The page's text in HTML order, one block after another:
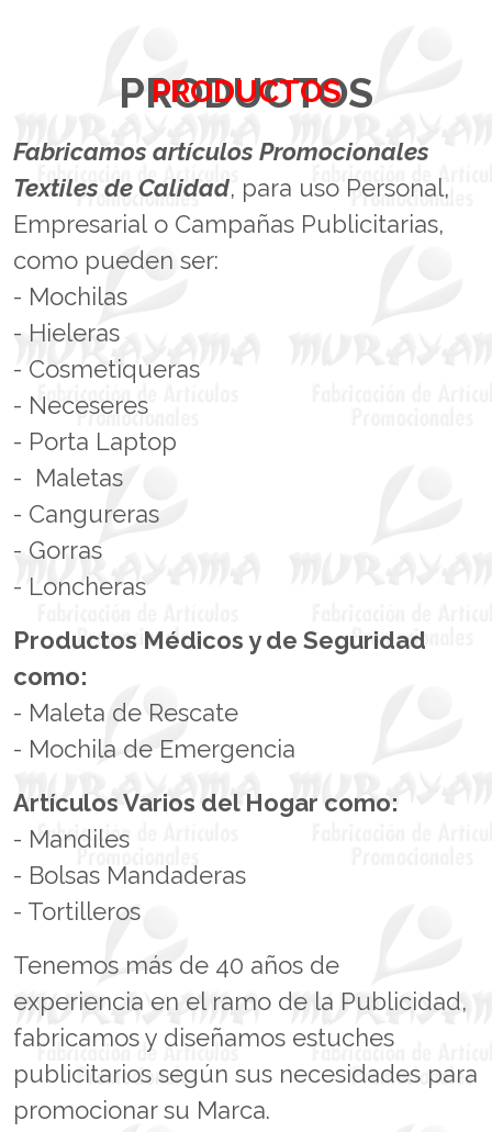
PRODUCTOS
PRODUCTOS
Fabricamos artículos Promocionales
Textiles de Calidad, para uso Personal,
Empresarial o Campañas Publicitarias,
como pueden ser:
- Mochilas
- Hieleras
- Cosmetiqueras
- Neceseres
- Porta Laptop
- Maletas
- Cangureras
- Gorras
- Loncheras
Productos Médicos y de Seguridad
como:
- Maleta de Rescate
- Mochila de Emergencia
Artículos Varios del Hogar como:
- Mandiles
- Bolsas Mandaderas
- Tortilleros
Tenemos más de 40 años de
experiencia en el ramo de la Publicidad,
fabricamos y diseñamos estuches
publicitarios según sus necesidades para
promocionar su Marca.